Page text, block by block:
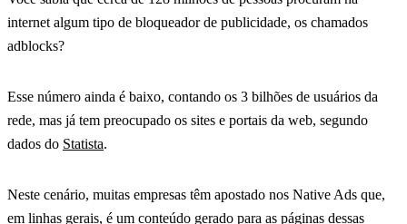
internet algum tipo de bloqueador de publicidade, os chamados
adblocks?
Esse número ainda é baixo, contando os 3 bilhões de usuários da
rede, mas já tem preocupado os sites e portais da web, segundo
dados do Statista.
Neste cenário, muitas empresas têm apostado nos Native Ads que,
em linhas gerais, é um conteúdo gerado para as páginas dessas